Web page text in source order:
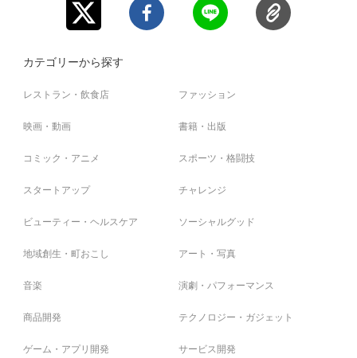
カテゴリーから探す
レストラン・飲食店 ファッション
映画・動画 書籍・出版
コミック・アニメ スポーツ・格闘技
スタートアップ チャレンジ
ビューティー・ヘルスケア ソーシャルグッド
地域創生・町おこし アート・写真
音楽 演劇・パフォーマンス
商品開発 テクノロジー・ガジェット
ゲーム・アプリ開発 サービス開発